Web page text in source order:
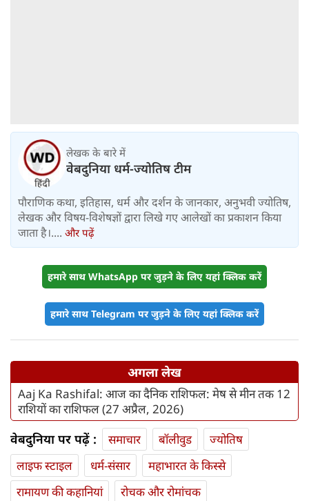
लेखक के बारे में
वेबदुनिया धर्म-ज्योतिष टीम
पौराणिक कथा, इतिहास, धर्म और दर्शन के जानकार, अनुभवी ज्योतिष,
लेखक और विषय-विशेषज्ञों द्वारा लिखे गए आलेखों का प्रकाशन किया
जाता है।.... और पढ़ें
हमारे साथ WhatsApp पर जुड़ने के लिए यहां क्लिक करें
हमारे साथ Telegram पर जुड़ने के लिए यहां क्लिक करें
अगला लेख
Aaj Ka Rashifal: आज का दैनिक राशिफल: मेष से मीन तक 12
राशियों का राशिफल (27 अप्रैल, 2026)
वेबदुनिया पर पढ़ें : समाचार बॉलीवुड
ज्योतिष
लाइफ स्‍टाइल
धर्म-संसार
महाभारत के किस्से
रामायण की कहानियां
रोचक और रोमांचक